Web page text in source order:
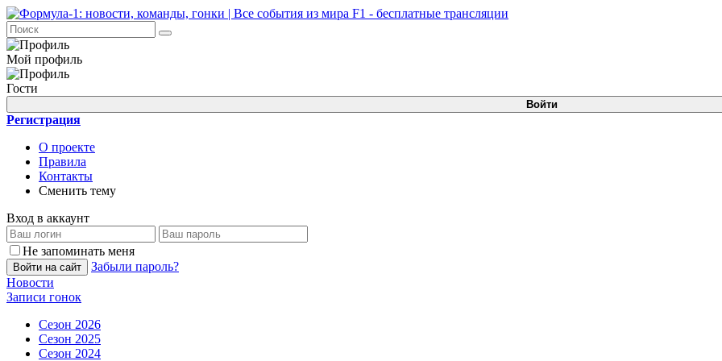
Мой профиль
Гости
Войти
Регистрация
О проекте
Правила
Контакты
Сменить тему
Вход в аккаунт
Не запоминать меня
Войти на сайт
Забыли пароль?
Новости
Записи гонок
Сезон 2026
Сезон 2025
Сезон 2024